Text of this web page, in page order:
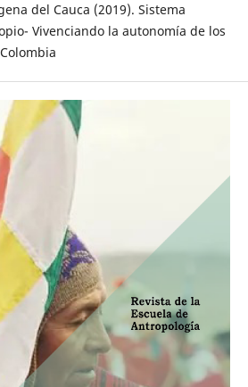
del Cauca (2019). Sistema
Vivenciando la autonomía de los